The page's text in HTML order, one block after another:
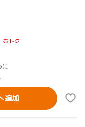
おトク
に
追加